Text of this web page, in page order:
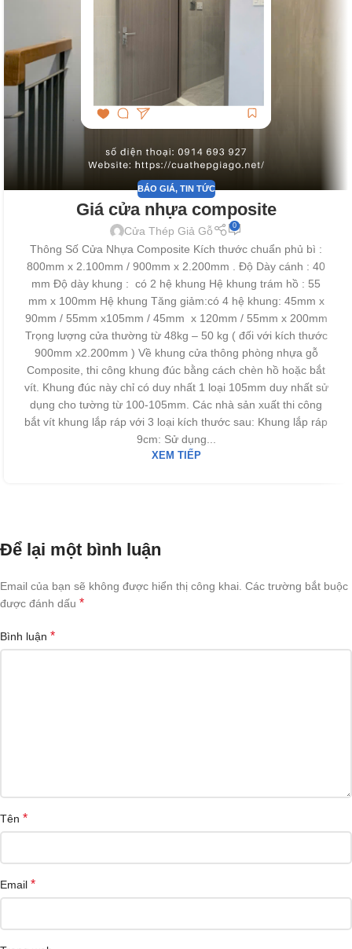
BÁO GIÁ, TIN TỨC
Giá cửa nhựa composite
Cửa Thép Giả Gỗ 0
Thông Số Cửa Nhựa Composite Kích thước chuẩn phủ bì :
800mm x 2.100mm / 900mm x 2.200mm . Độ Dày cánh : 40
mm Độ dày khung : có 2 hệ khung Hệ khung trám hồ : 55
mm x 100mm Hệ khung Tăng giảm:có 4 hệ khung: 45mm x
90mm / 55mm x105mm / 45mm x 120mm / 55mm x 200mm
Trọng lượng cửa thường từ 48kg – 50 kg ( đối với kích thước
900mm x2.200mm ) Về khung cửa thông phòng nhựa gỗ
Composite, thi công khung đúc bằng cách chèn hồ hoặc bắt
vít. Khung đúc này chỉ có duy nhất 1 loại 105mm duy nhất sử
dụng cho tường từ 100-105mm. Các nhà sản xuất thi công
bắt vít khung lắp ráp với 3 loại kích thước sau: Khung lắp ráp
9cm: Sử dụng...
XEM TIẾP
Để lại một bình luận
Email của bạn sẽ không được hiển thị công khai. Các trường bắt buộc
được đánh dấu *
Bình luận *
Tên *
Email *